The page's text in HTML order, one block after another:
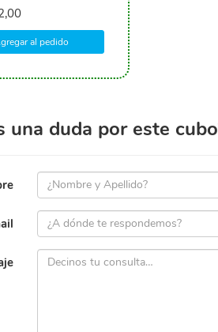
al pedido
una duda por este